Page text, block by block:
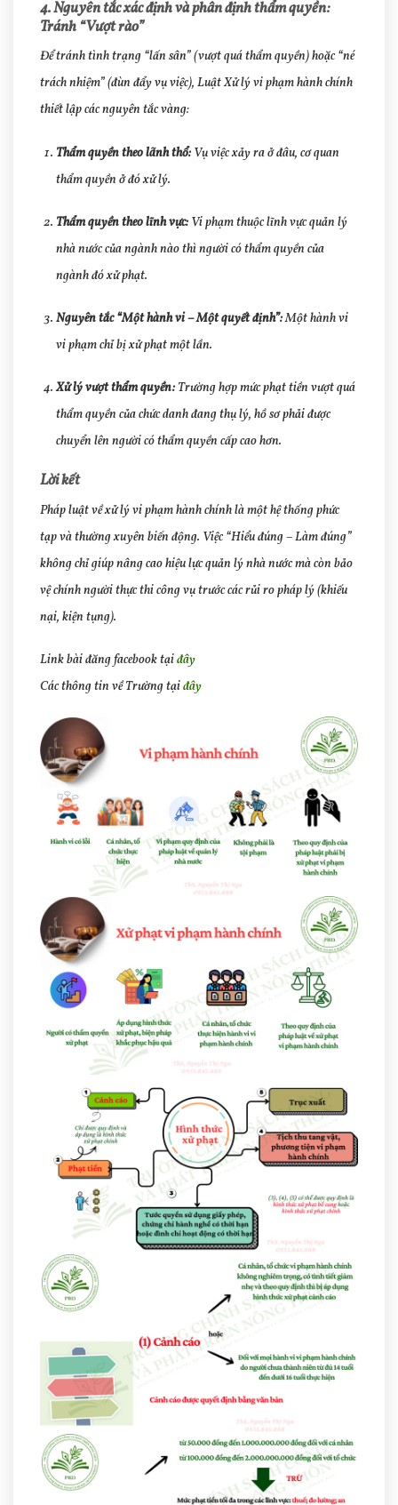
4. Nguyên tắc xác định và phân định thẩm quyền:
Tránh “Vượt rào”
Để tránh tình trạng “lấn sân” (vượt quá thẩm quyền) hoặc “né
trách nhiệm” (đùn đẩy vụ việc), Luật Xử lý vi phạm hành chính
thiết lập các nguyên tắc vàng:
Thẩm quyền theo lãnh thổ: Vụ việc xảy ra ở đâu, cơ quan
thẩm quyền ở đó xử lý.
Thẩm quyền theo lĩnh vực: Vi phạm thuộc lĩnh vực quản lý
nhà nước của ngành nào thì người có thẩm quyền của
ngành đó xử phạt.
Nguyên tắc “Một hành vi – Một quyết định”:Một hành vi
vi phạm chỉ bị xử phạt một lần.
Xử lý vượt thẩm quyền: Trường hợp mức phạt tiền vượt quá
thẩm quyền của chức danh đang thụ lý, hồ sơ phải được
chuyển lên người có thẩm quyền cấp cao hơn.
Lời kết
Pháp luật về xử lý vi phạm hành chính là một hệ thống phức
tạp và thường xuyên biến động. Việc “Hiểu đúng – Làm đúng”
không chỉ giúp nâng cao hiệu lực quản lý nhà nước mà còn bảo
vệ chính người thực thi công vụ trước các rủi ro pháp lý (khiếu
nại, kiện tụng).
Link bài đăng facebook tạiđây
Các thông tin về Trường tạiđây